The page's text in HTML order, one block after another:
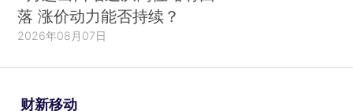
落 涨价动力能否持续？
2026年08月07日
财新移动